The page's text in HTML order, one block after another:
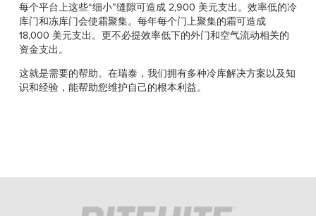
ASIA PACIFIC
English
查找销售代表
每个平台上这些“细小”缝隙可造成 2,900 美元支出。效率低的冷
库门和冻库门会使霜聚集。每年每个门上聚集的霜可造成
18,000 美元支出。更不必提效率低下的外门和空气流动相关的
资金支出。
这就是需要的帮助。在瑞泰，我们拥有多种冷库解决方案以及知
识和经验，能帮助您维护自己的根本利益。